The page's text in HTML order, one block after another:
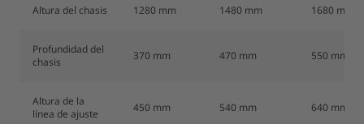
Altura del chasis 1280 mm 1480 mm 1680 mm
Profundidad del
chasis
370 mm 470 mm 550 mm
Altura de la
línea de ajuste
450 mm 540 mm 640 mm